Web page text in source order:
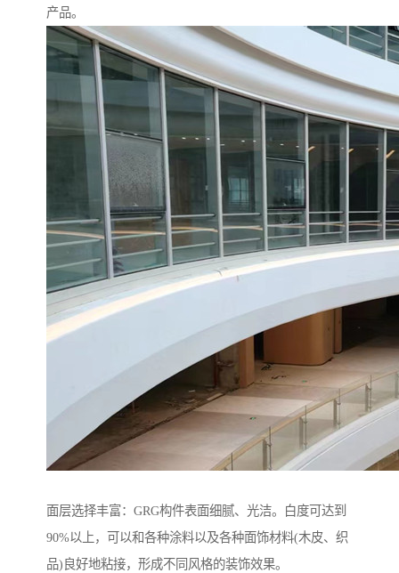
产品。
面层选择丰富：GRG构件表面细腻、光洁。白度可达到
90%以上，可以和各种涂料以及各种面饰材料(木皮、织
品)良好地粘接，形成不同风格的装饰效果。